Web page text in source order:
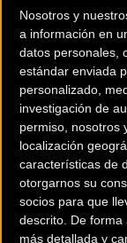
Nosotros y
a información en
datos personales,
estándar enviada
personalizado,
investigación de
permiso, nosotros
localización
características de
otorgarnos su
socios para que
descrito. De forma
más detallada y